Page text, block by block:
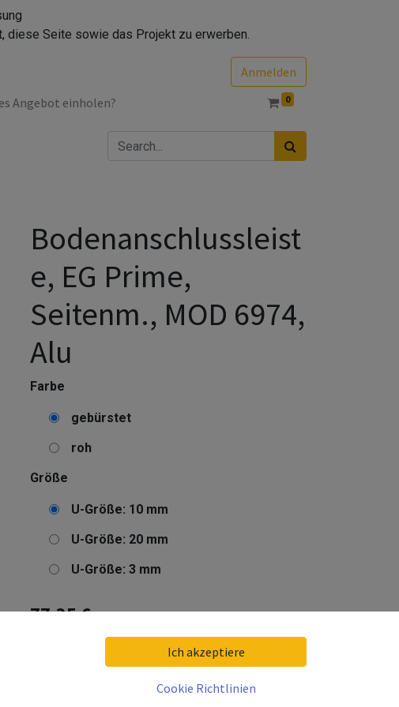
diese Seite sowie das Projekt zu erwerben.
Anmelden
Angebot einholen? 0
Bodenanschlussleist
e, EG Prime,
Seitenm., MOD 6974,
Alu
Farbe
gebürstet
roh
Größe
U-Größe: 10 mm
U-Größe: 20 mm
U-Größe: 3 mm
77,35€
Inkl. 19% MwSt. zzgl. Versandkosten
10 Arbeitstage
Ich akzeptiere
Cookie Richtlinien